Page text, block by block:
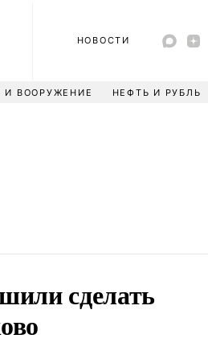
НОВОСТИ
И ВООРУЖЕНИЕ НЕФТЬ И РУБЛЬ
сделать